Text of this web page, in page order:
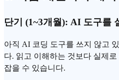
단기 (1~3개월): AI 도구를
아직 AI 코딩 도구를 쓰지 않고
다. 읽고 이해하는 것보다 실제
잡을 수 있습니다.